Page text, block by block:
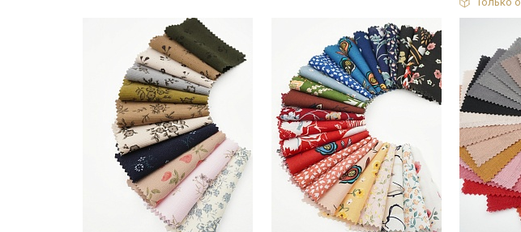
Электронная почта
Ознакомлен(а) с
данных
и даю
данных
Даю
Согласие на
информационных